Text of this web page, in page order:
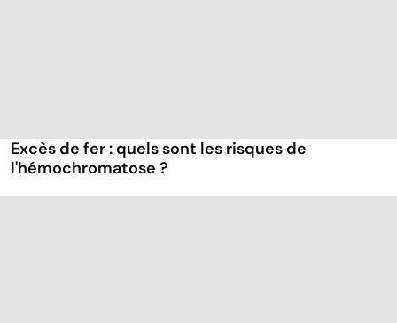
Excès de fer : quels sont les risques de
l'hémochromatose ?